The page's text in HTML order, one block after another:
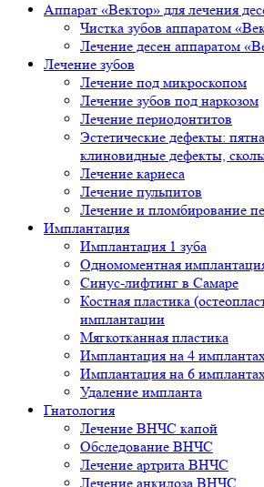
Аппарат «Вектор» для лечения
Чистка зубов аппаратом
Лечение десен аппаратом
Лечение зубов
Лечение под микроскопом
Лечение зубов под наркозом
Лечение периодонтитов
Эстетические дефекты:
клиновидные дефекты,
Лечение кариеса
Лечение пульпитов
Лечение и пломбирование
Имплантация
Имплантация 1 зуба
Одномоментная
Синус-лифтинг в Самаре
Костная пластика
имплантации
Мягкотканная пластика
Имплантация на 4
Имплантация на 6
Удаление импланта
Гнатология
Лечение ВНЧС капой
Обследование ВНЧС
Лечение артрита ВНЧС
Лечение анкилоза ВНЧС